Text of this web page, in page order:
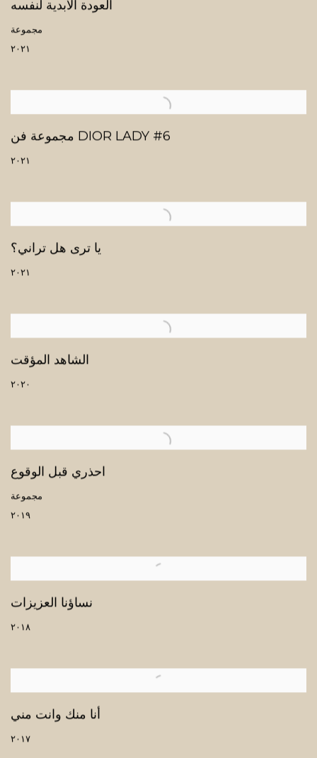
العودة الأبدية لنفسه
مجموعة
٢٠٢١
مجموعة فن DIOR LADY #6
٢٠٢١
يا ترى هل تراني؟
٢٠٢١
الشاهد المؤقت
٢٠٢٠
احذري قبل الوقوع
مجموعة
٢٠١٩
نساؤنا العزيزات
٢٠١٨
أنا منك وانت مني
٢٠١٧